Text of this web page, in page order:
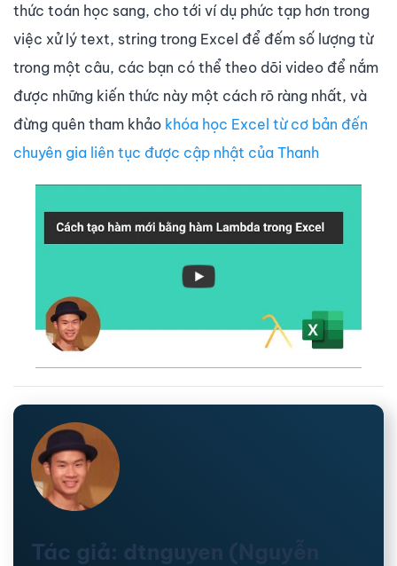
thức toán học sang, cho tới ví dụ phức tạp hơn trong
việc xử lý text, string trong Excel để đếm số lượng từ
trong một câu, các bạn có thể theo dõi video để nắm
được những kiến thức này một cách rõ ràng nhất, và
đừng quên tham khảo khóa học Excel từ cơ bản đến
chuyên gia liên tục được cập nhật của Thanh
Tác giả: dtnguyen (Nguyễn